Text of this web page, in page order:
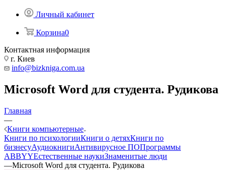
Личный кабинет
Корзина0
Контактная информация
г. Киев
info@bizkniga.com.ua
Microsoft Word для студента. Рудикова
Главная
—
Книги компьютерные
Книги по психологииКниги о детяхКниги по
бизнесуАудиокнигиАнтивирусное ПОПрограммы
ABBYYЕстественные наукиЗнаменитые люди
—Microsoft Word для студента. Рудикова